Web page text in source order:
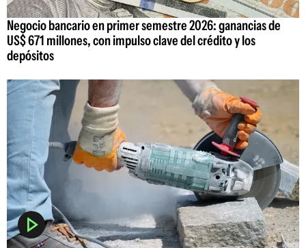
Negocio bancario en primer semestre 2026: ganancias de
US$ 671 millones, con impulso clave del crédito y los
depósitos